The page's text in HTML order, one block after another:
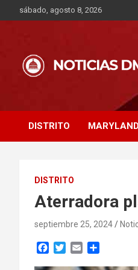
al
sábado, agosto 8, 2026
DISTRITO
DISTRITO
Aterradora
septiembre 25, 2024